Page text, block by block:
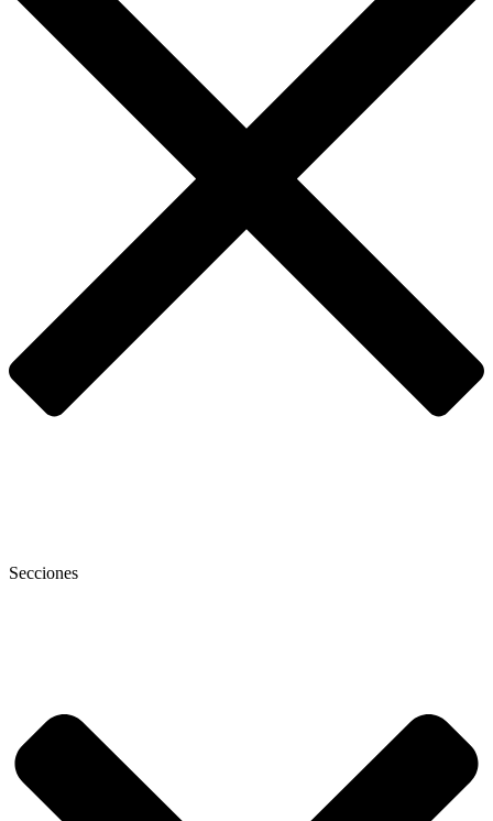
Secciones